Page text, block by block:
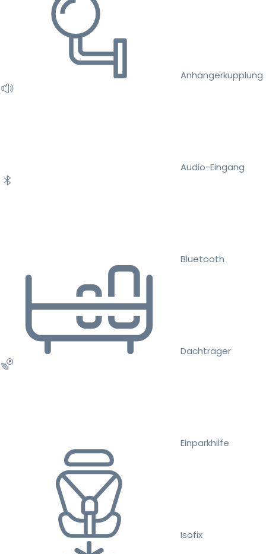
Anhängerkupplung
Audio-Eingang
Bluetooth
Dachträger
Einparkhilfe
Isofix